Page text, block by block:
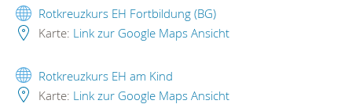
Rotkreuzkurs EH Fortbildung (BG)
Karte: Link zur Google Maps Ansicht
Rotkreuzkurs EH am Kind
Karte: Link zur Google Maps Ansicht